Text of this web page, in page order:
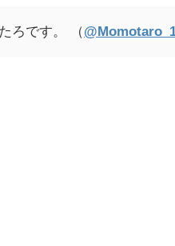
ろです。 （